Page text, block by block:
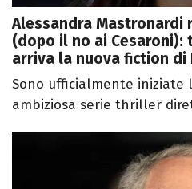
Alessandra Mastronardi
(dopo il no ai Cesaroni):
arriva la nuova fiction di
Sono ufficialmente iniziate
ambiziosa serie thriller